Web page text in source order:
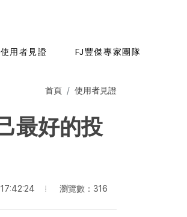
使用者見證 FJ豐傑專家團隊
首頁 使用者見證
最好的投
瀏覽數：316